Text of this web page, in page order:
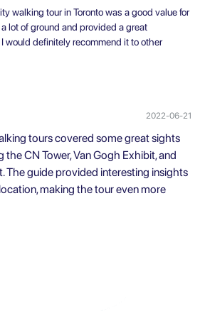
walking tour in Toronto was a good value for
lot of ground and provided a great
would definitely recommend it to other
2022-06-21
tours covered some great sights
the CN Tower, Van Gogh Exhibit, and
The guide provided interesting insights
making the tour even more